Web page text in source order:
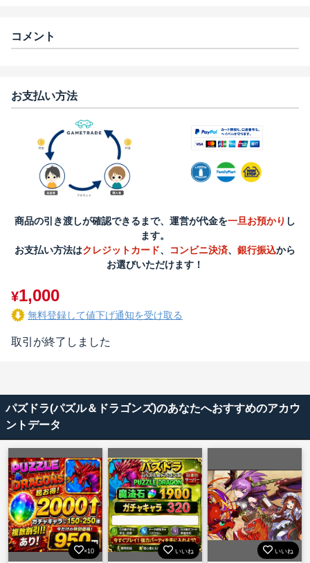
コメント
お支払い方法
商品の引き渡しが確認できるまで、運営が代金を一旦お預かり し
ます。
お支払い方法はクレジットカード、 コンビニ決済、 銀行振込から
お選びいただけます！
¥1,000
無料登録して値下げ通知を受け取る
取引が終了しました
パズドラ(パズル＆ドラゴンズ)のあなたへおすすめのアカウ
ントデータ
×10 いいね いいね